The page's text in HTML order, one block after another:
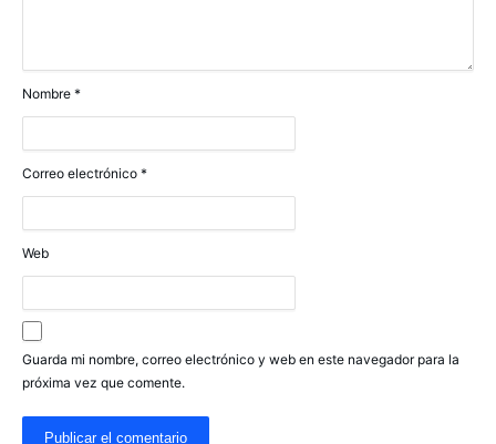
Nombre *
Correo electrónico *
Web
Guarda mi nombre, correo electrónico y web en este navegador para la
próxima vez que comente.